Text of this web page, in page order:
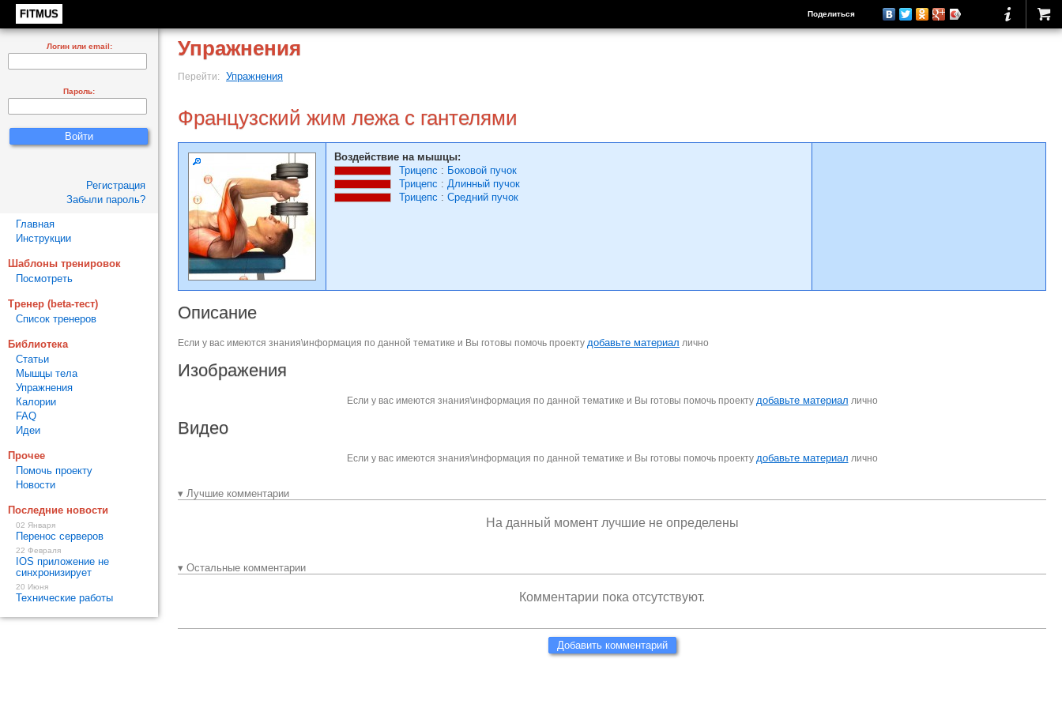
FITMUS Поделиться
Упражнения
Перейти: Упражнения
Французский жим лежа с гантелями
Воздействие на мышцы:
Трицепс : Боковой пучок
Трицепс : Длинный пучок
Трицепс : Средний пучок
Описание
Если у вас имеются знания\информация по данной тематике и Вы готовы помочь проекту добавьте материал лично
Изображения
Если у вас имеются знания\информация по данной тематике и Вы готовы помочь проекту добавьте материал лично
Видео
Если у вас имеются знания\информация по данной тематике и Вы готовы помочь проекту добавьте материал лично
▾ Лучшие комментарии
На данный момент лучшие не определены
▾ Остальные комментарии
Комментарии пока отсутствуют.
Добавить комментарий
Логин или email:
Пароль:
Регистрация
Забыли пароль?
Главная
Инструкции
Шаблоны тренировок
Посмотреть
Тренер (beta-тест)
Список тренеров
Библиотека
Статьи
Мышцы тела
Упражнения
Калории
FAQ
Идеи
Прочее
Помочь проекту
Новости
Последние новости
02 Января
Перенос серверов
22 Февраля
IOS приложение не
синхронизирует
20 Июня
Технические работы